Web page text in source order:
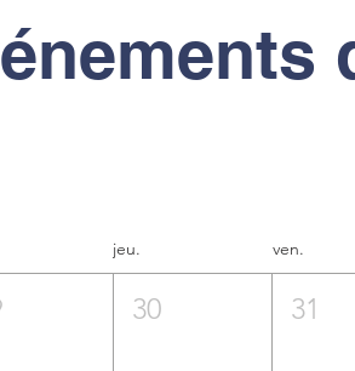
jeu. ven.
30 31